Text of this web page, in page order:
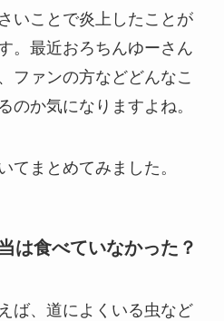
いことで炎上したことが
。最近おろちんゆーさん
ファンの方などどんなこ
のか気になりますよね。
てまとめてみました。
は食べていなかった？
ば、道によくいる虫など